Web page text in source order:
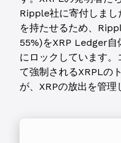
Ripple社に寄付しまし
を持たせるため、
55%)をXRP Ledger自
にロックしています
て強制されるXRPLの
が、XRPの放出を管理